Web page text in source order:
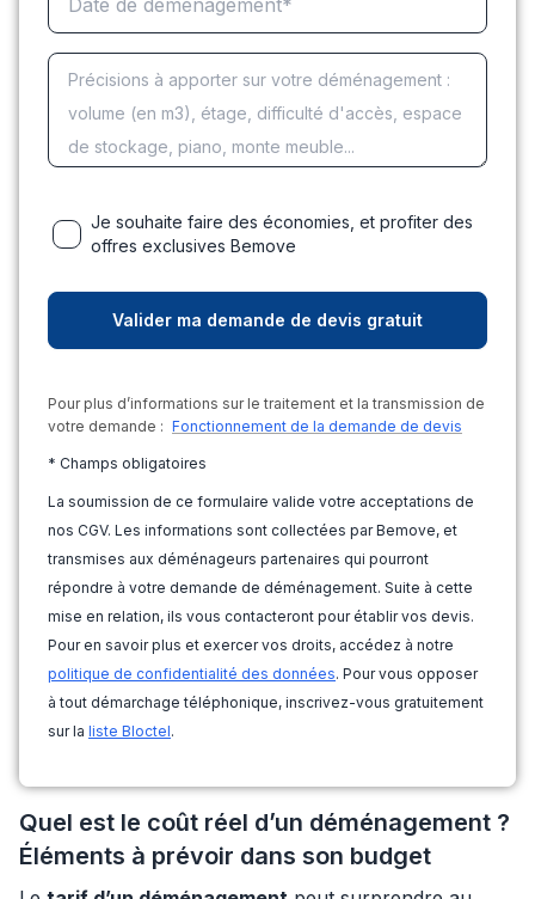
Je souhaite faire des économies, et profiter des
offres exclusives Bemove
Pour plus d’informations sur le traitement et la transmission de
votre demande : Fonctionnement de la demande de devis
* Champs obligatoires
La soumission de ce formulaire valide votre acceptations de
nos CGV. Les informations sont collectées par Bemove, et
transmises aux déménageurs partenaires qui pourront
répondre à votre demande de déménagement. Suite à cette
mise en relation, ils vous contacteront pour établir vos devis.
Pour en savoir plus et exercer vos droits, accédez à notre
politique de confidentialité des données. Pour vous opposer
à tout démarchage téléphonique, inscrivez-vous gratuitement
sur la liste Bloctel.
Quel est le coût réel d’un déménagement ?
Éléments à prévoir dans son budget